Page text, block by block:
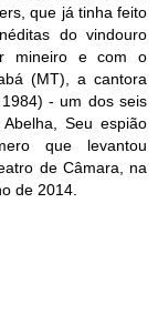
que já tinha feito
do vindouro
mineiro e com o
(MT), a cantora
- um dos seis
Seu espião
que levantou
de Câmara, na
de 2014.